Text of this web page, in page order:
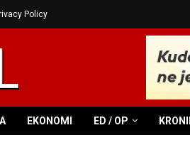
Policy
EKONOMI ED / OP